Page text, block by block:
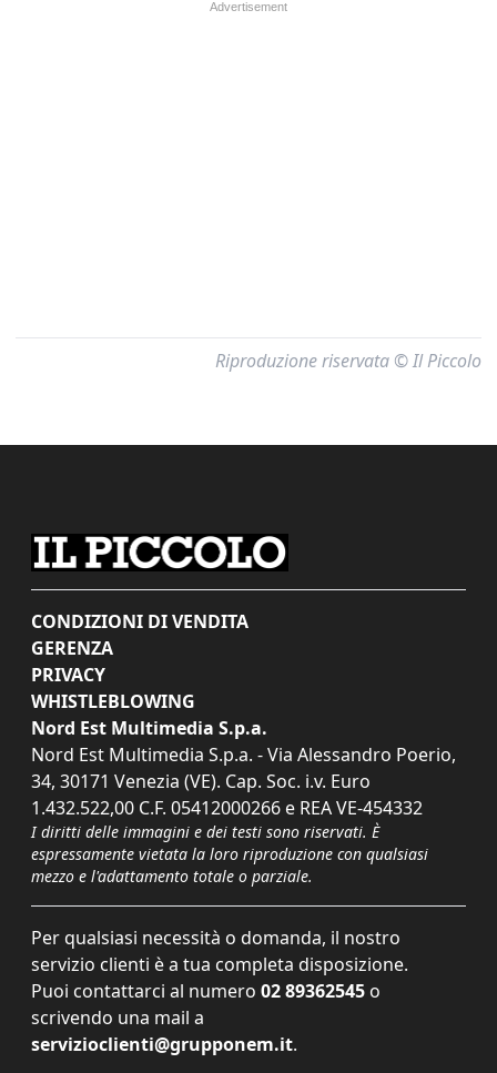
Riproduzione riservata © Il Piccolo
CONDIZIONI DI VENDITA
GERENZA
PRIVACY
WHISTLEBLOWING
Nord Est Multimedia S.p.a.
Nord Est Multimedia S.p.a. - Via Alessandro Poerio,
34, 30171 Venezia (VE). Cap. Soc. i.v. Euro
1.432.522,00 C.F. 05412000266 e REA VE-454332
I diritti delle immagini e dei testi sono riservati. È
espressamente vietata la loro riproduzione con qualsiasi
mezzo e l'adattamento totale o parziale.
Per qualsiasi necessità o domanda, il nostro
servizio clienti è a tua completa disposizione.
Puoi contattarci al numero 02 89362545 o
scrivendo una mail a
servizioclienti@grupponem.it.